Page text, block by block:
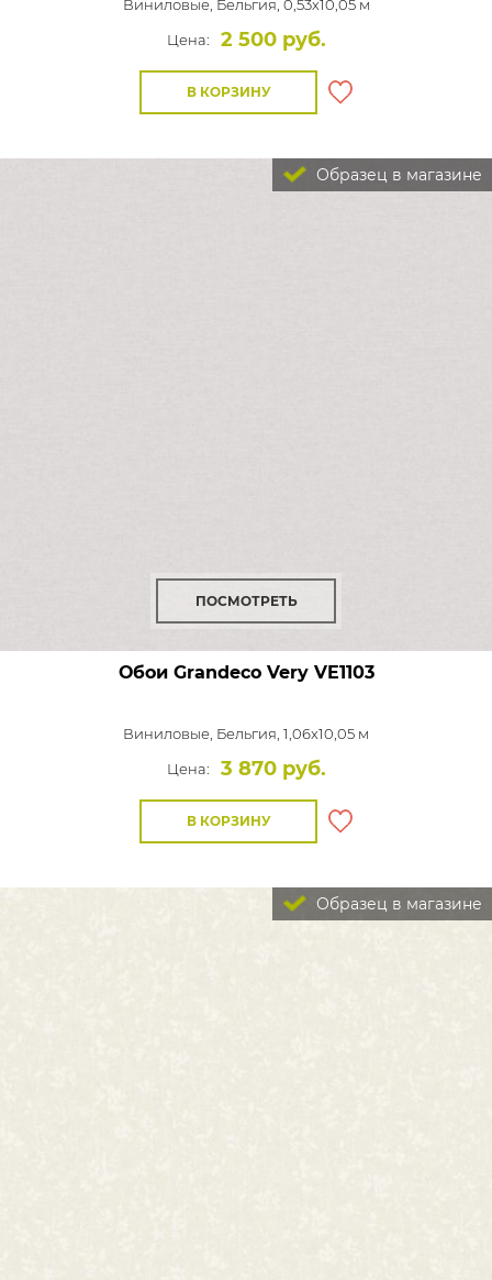
Виниловые, Бельгия, 0,53x10,05 м
Цена:
2 500 руб.
В КОРЗИНУ
Образец в магазине
ПОСМОТРЕТЬ
Обои Grandeco VeryVE1103
Виниловые, Бельгия, 1,06x10,05 м
Цена:
3 870 руб.
В КОРЗИНУ
Образец в магазине